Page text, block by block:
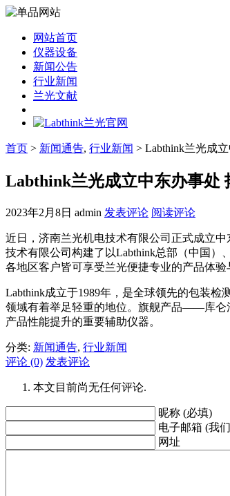
网站首页
仪器设备
新闻公告
行业新闻
兰光文献
首页 > 新闻通告, 行业新闻 > Labthink兰光成
Labthink兰光成立中东办事处
2023年2月8日 admin 发表评论 阅读评论
近日，济南兰光机电技术有限公司正式成立
技术有限公司构建了以Labthink总部（中国）
各地区客户皆可享受兰光便捷专业的产品体验
Labthink成立于1989年，是全球领先的包装
领域有着举足轻重的地位。旗舰产品——库仑
产品性能提升的重要辅助仪器。
分类: 新闻通告, 行业新闻
评论 (0) 发表评论
本文目前尚无任何评论.
昵称 (必填)
电子邮箱 (我
网址